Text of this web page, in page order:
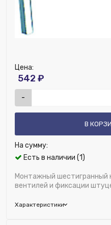
Есть в наличии (1)
Монтажный шестигранный
вентилей и фиксации
Характеристики
Цена:
542 ₽
-
В
На сумму: